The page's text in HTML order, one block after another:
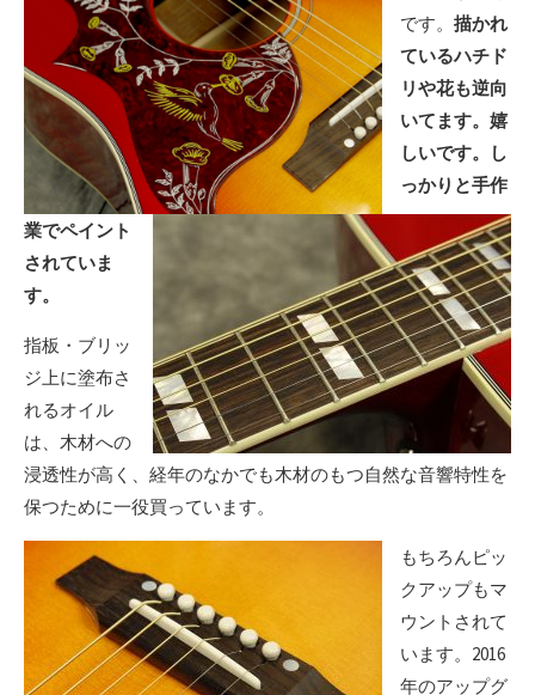
です。 描かれ
ているハチド
リや花も逆向
いてます。嬉
しいです。し
っかりと手作
業でペイント
されていま
す。
指板・ブリッ
ジ上に塗布さ
れるオイル
は、木材への
浸透性が高く、経年のなかでも木材のもつ自然な音響特性を
保つために一役買っています。
もちろんピッ
クアップもマ
ウントされて
います。2016
年のアップグ